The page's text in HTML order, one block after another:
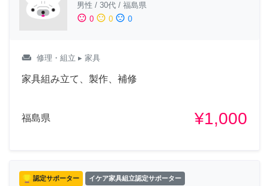
男性 / 30代 / 福島県
sentiment_satisfied 0 sentiment_neutral 0 sentiment_dissatisfied 0
weekend 修理・組立 ▸ 家具
家具組み立て、製作、補修
福島県 ¥1,000
認定サポーター イケア家具組立認定サポーター